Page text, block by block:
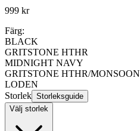
999 kr
Färg:
BLACK
GRITSTONE HTHR
MIDNIGHT NAVY
GRITSTONE HTHR/MONSOON
LODEN
Storlek Storleksguide
Välj storlek